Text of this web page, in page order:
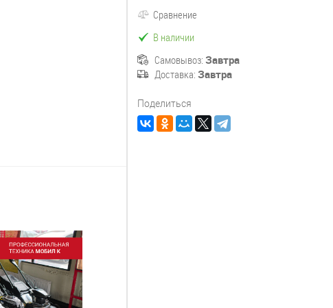
Сравнение
В наличии
Самовывоз: Завтра
Доставка: Завтра
Поделиться